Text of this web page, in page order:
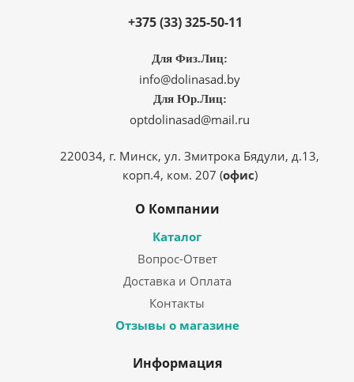
+375 (33) 325-50-11
Для Физ.Лиц:
info@dolinasad.by
Для Юр.Лиц:
optdolinasad@mail.ru
220034, г. Минск, ул. Змитрока Бядули, д.13,
корп.4, ком. 207 (офис)
О Компании
Каталог
Вопрос-Ответ
Доставка и Оплата
Контакты
Отзывы о магазине
Информация